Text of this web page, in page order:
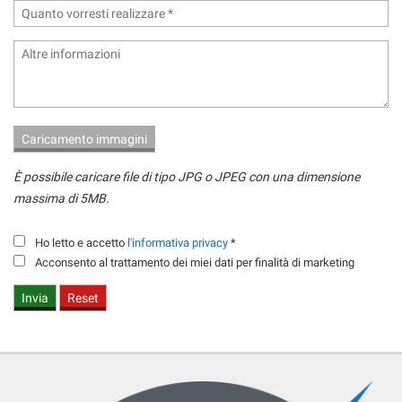
È possibile caricare file di tipo JPG o JPEG con una dimensione
massima di 5MB.
Ho letto e accetto l'informativa privacy *
Acconsento al trattamento dei miei dati per finalità di marketing
questi
di
rimanda
alla
cookie
Puoi
rivedere
modificare
le
tue
scelte
in